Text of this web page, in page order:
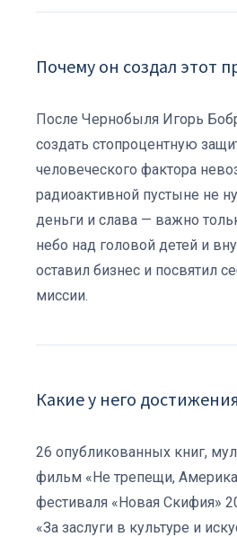
Почему он создал этот
После Чернобыля Игорь
создать стопроцентную
человеческого фактора
радиоактивной пустыне не
деньги и слава — важно
небо над головой детей и
оставил бизнес и посвятил
миссии.
Какие у него
26 опубликованных книг,
фильм «Не трепещи,
фестиваля «Новая Скифия»
«За заслуги в культуре и